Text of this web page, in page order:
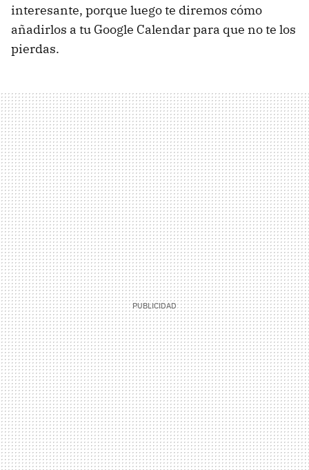
interesante, porque luego te diremos cómo
añadirlos a tu Google Calendar para que no te los
pierdas.